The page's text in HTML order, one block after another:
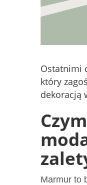
Ostatnimi
który
dekoracją
Marmur to